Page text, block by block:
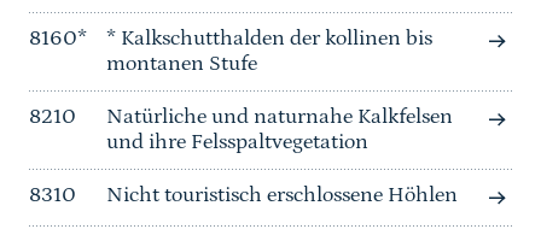
8160*
* Kalkschutthalden der kollinen bis
montanen Stufe
8210
Natürliche und naturnahe Kalkfelsen
und ihre Felsspaltvegetation
8310 Nicht touristisch erschlossene Höhlen